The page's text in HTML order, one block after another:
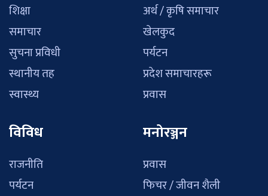
शिक्षा
समाचार
सुचना प्रविधी
स्थानीय तह
स्वास्थ्य
अर्थ / कृषि समाचार
खेलकुद
पर्यटन
प्रदेश समाचारहरू
प्रवास
विविध
राजनीति
पर्यटन
मनोरञ्जन
प्रवास
फिचर / जीवन शैली